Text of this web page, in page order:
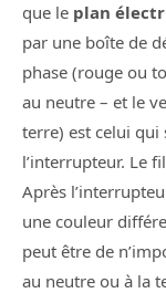
que le plan
par une boîte de
phase (rouge ou
au neutre – et le
terre) est celui qui
l’interrupteur. Le
Après
une couleur
peut être de
au neutre ou à la